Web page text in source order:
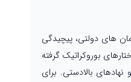
های دولتی، پیچیدگی
بوروکراتیک گرفته
بالادستی. برای